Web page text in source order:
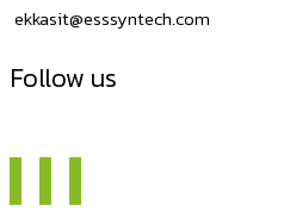
ekkasit@esssyntech.com
Follow us